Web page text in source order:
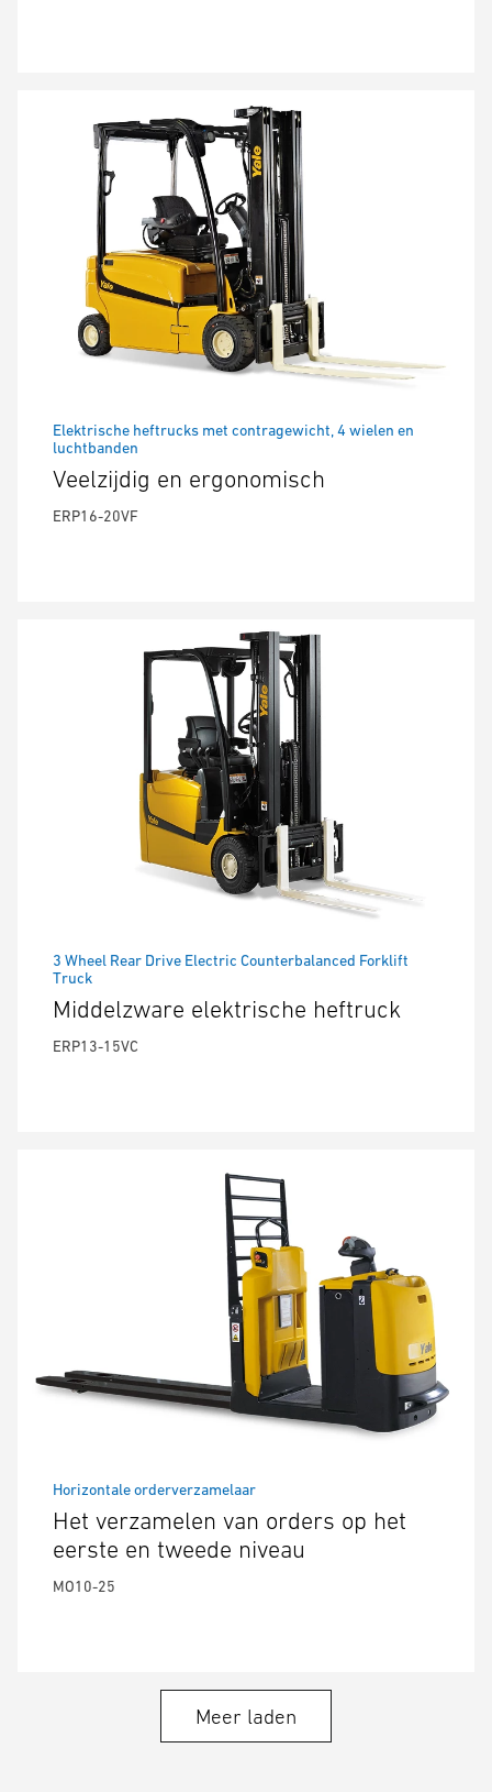
Elektrische heftrucks met contragewicht, 4 wielen en
luchtbanden
Veelzijdig en ergonomisch
ERP16-20VF
3 Wheel Rear Drive Electric Counterbalanced Forklift
Truck
Middelzware elektrische heftruck
ERP13-15VC
Horizontale orderverzamelaar
Het verzamelen van orders op het
eerste en tweede niveau
MO10-25
Meer laden